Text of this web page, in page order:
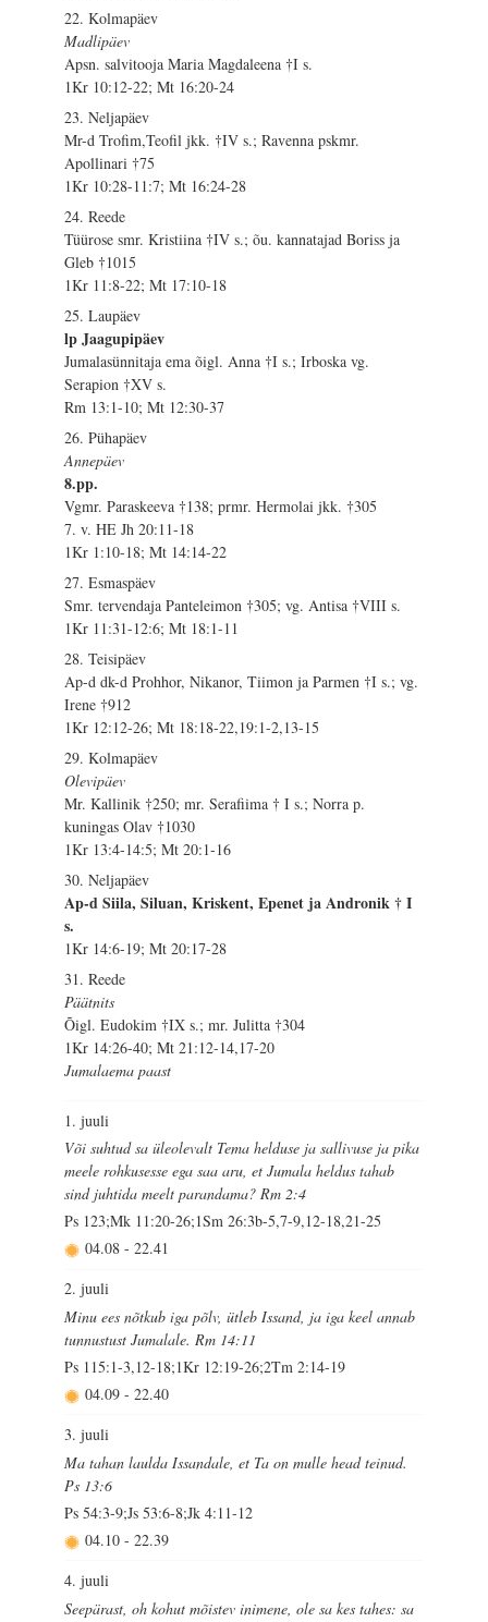
22. Kolmapäev
Madlipäev
Apsn. salvitooja Maria Magdaleena †I s.
1Kr 10:12-22; Mt 16:20-24
23. Neljapäev
Mr-d Trofim,Teofil jkk. †IV s.; Ravenna pskmr.
Apollinari †75
1Kr 10:28-11:7; Mt 16:24-28
24. Reede
Tüürose smr. Kristiina †IV s.; õu. kannatajad Boriss ja
Gleb †1015
1Kr 11:8-22; Mt 17:10-18
25. Laupäev
lp Jaagupipäev
Jumalasünnitaja ema õigl. Anna †I s.; Irboska vg.
Serapion †XV s.
Rm 13:1-10; Mt 12:30-37
26. Pühapäev
Annepäev
8.pp.
Vgmr. Paraskeeva †138; prmr. Hermolai jkk. †305
7. v. HE Jh 20:11-18
1Kr 1:10-18; Mt 14:14-22
27. Esmaspäev
Smr. tervendaja Panteleimon †305; vg. Antisa †VIII s.
1Kr 11:31-12:6; Mt 18:1-11
28. Teisipäev
Ap-d dk-d Prohhor, Nikanor, Tiimon ja Parmen †I s.; vg.
Irene †912
1Kr 12:12-26; Mt 18:18-22,19:1-2,13-15
29. Kolmapäev
Olevipäev
Mr. Kallinik †250; mr. Serafiima † I s.; Norra p.
kuningas Olav †1030
1Kr 13:4-14:5; Mt 20:1-16
30. Neljapäev
Ap-d Siila, Siluan, Kriskent, Epenet ja Andronik † I
s.
1Kr 14:6-19; Mt 20:17-28
31. Reede
Päätnits
Õigl. Eudokim †IX s.; mr. Julitta †304
1Kr 14:26-40; Mt 21:12-14,17-20
Jumalaema paast
1. juuli
Või suhtud sa üleolevalt Tema helduse ja sallivuse ja pika
meele rohkusesse ega saa aru, et Jumala heldus tahab
sind juhtida meelt parandama? Rm 2:4
Ps 123;Mk 11:20-26;1Sm 26:3b-5,7-9,12-18,21-25
04.08 - 22.41
2. juuli
Minu ees nõtkub iga põlv, ütleb Issand, ja iga keel annab
tunnustust Jumalale. Rm 14:11
Ps 115:1-3,12-18;1Kr 12:19-26;2Tm 2:14-19
04.09 - 22.40
3. juuli
Ma tahan laulda Issandale, et Ta on mulle head teinud.
Ps 13:6
Ps 54:3-9;Js 53:6-8;Jk 4:11-12
04.10 - 22.39
4. juuli
Seepärast, oh kohut mõistev inimene, ole sa kes tahes: sa